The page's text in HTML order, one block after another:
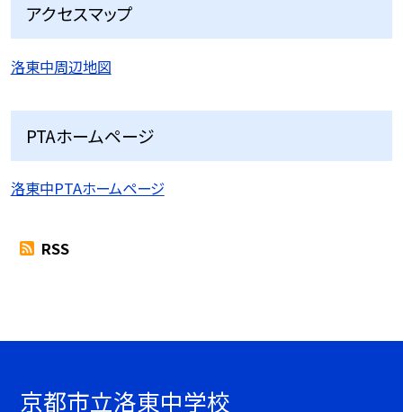
アクセスマップ
洛東中周辺地図
PTAホームページ
洛東中PTAホームページ
RSS
京都市立洛東中学校